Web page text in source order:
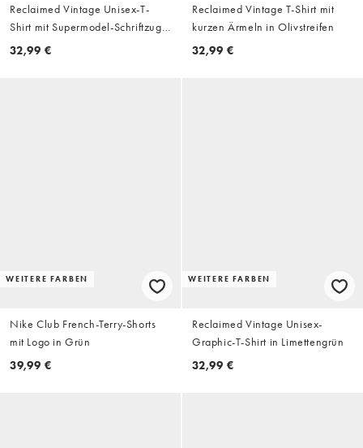
Reclaimed Vintage Unisex-T-
Shirt mit Supermodel-Schriftzug
in Gelb
32,99 €
Reclaimed Vintage T-Shirt mit
kurzen Ärmeln in Olivstreifen
32,99 €
WEITERE FARBEN
Nike Club French-Terry-Shorts
mit Logo in Grün
39,99 €
WEITERE FARBEN
Reclaimed Vintage Unisex-
Graphic-T-Shirt in Limettengrün
32,99 €